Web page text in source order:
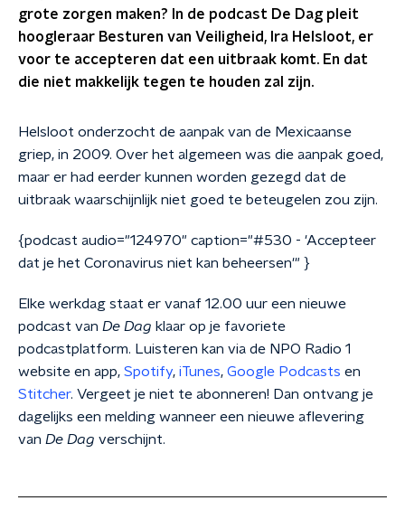
grote zorgen maken? In de podcast De Dag pleit
hoogleraar Besturen van Veiligheid, Ira Helsloot, er
voor te accepteren dat een uitbraak komt. En dat
die niet makkelijk tegen te houden zal zijn.
Helsloot onderzocht de aanpak van de Mexicaanse
griep, in 2009. Over het algemeen was die aanpak goed,
maar er had eerder kunnen worden gezegd dat de
uitbraak waarschijnlijk niet goed te beteugelen zou zijn.
{podcast audio="124970" caption="#530 - 'Accepteer
dat je het Coronavirus niet kan beheersen'" }
Elke werkdag staat er vanaf 12.00 uur een nieuwe
podcast van De Dag klaar op je favoriete
podcastplatform. Luisteren kan via de NPO Radio 1
website en app, Spotify, iTunes, Google Podcasts en
Stitcher. Vergeet je niet te abonneren! Dan ontvang je
dagelijks een melding wanneer een nieuwe aflevering
van De Dag verschijnt.